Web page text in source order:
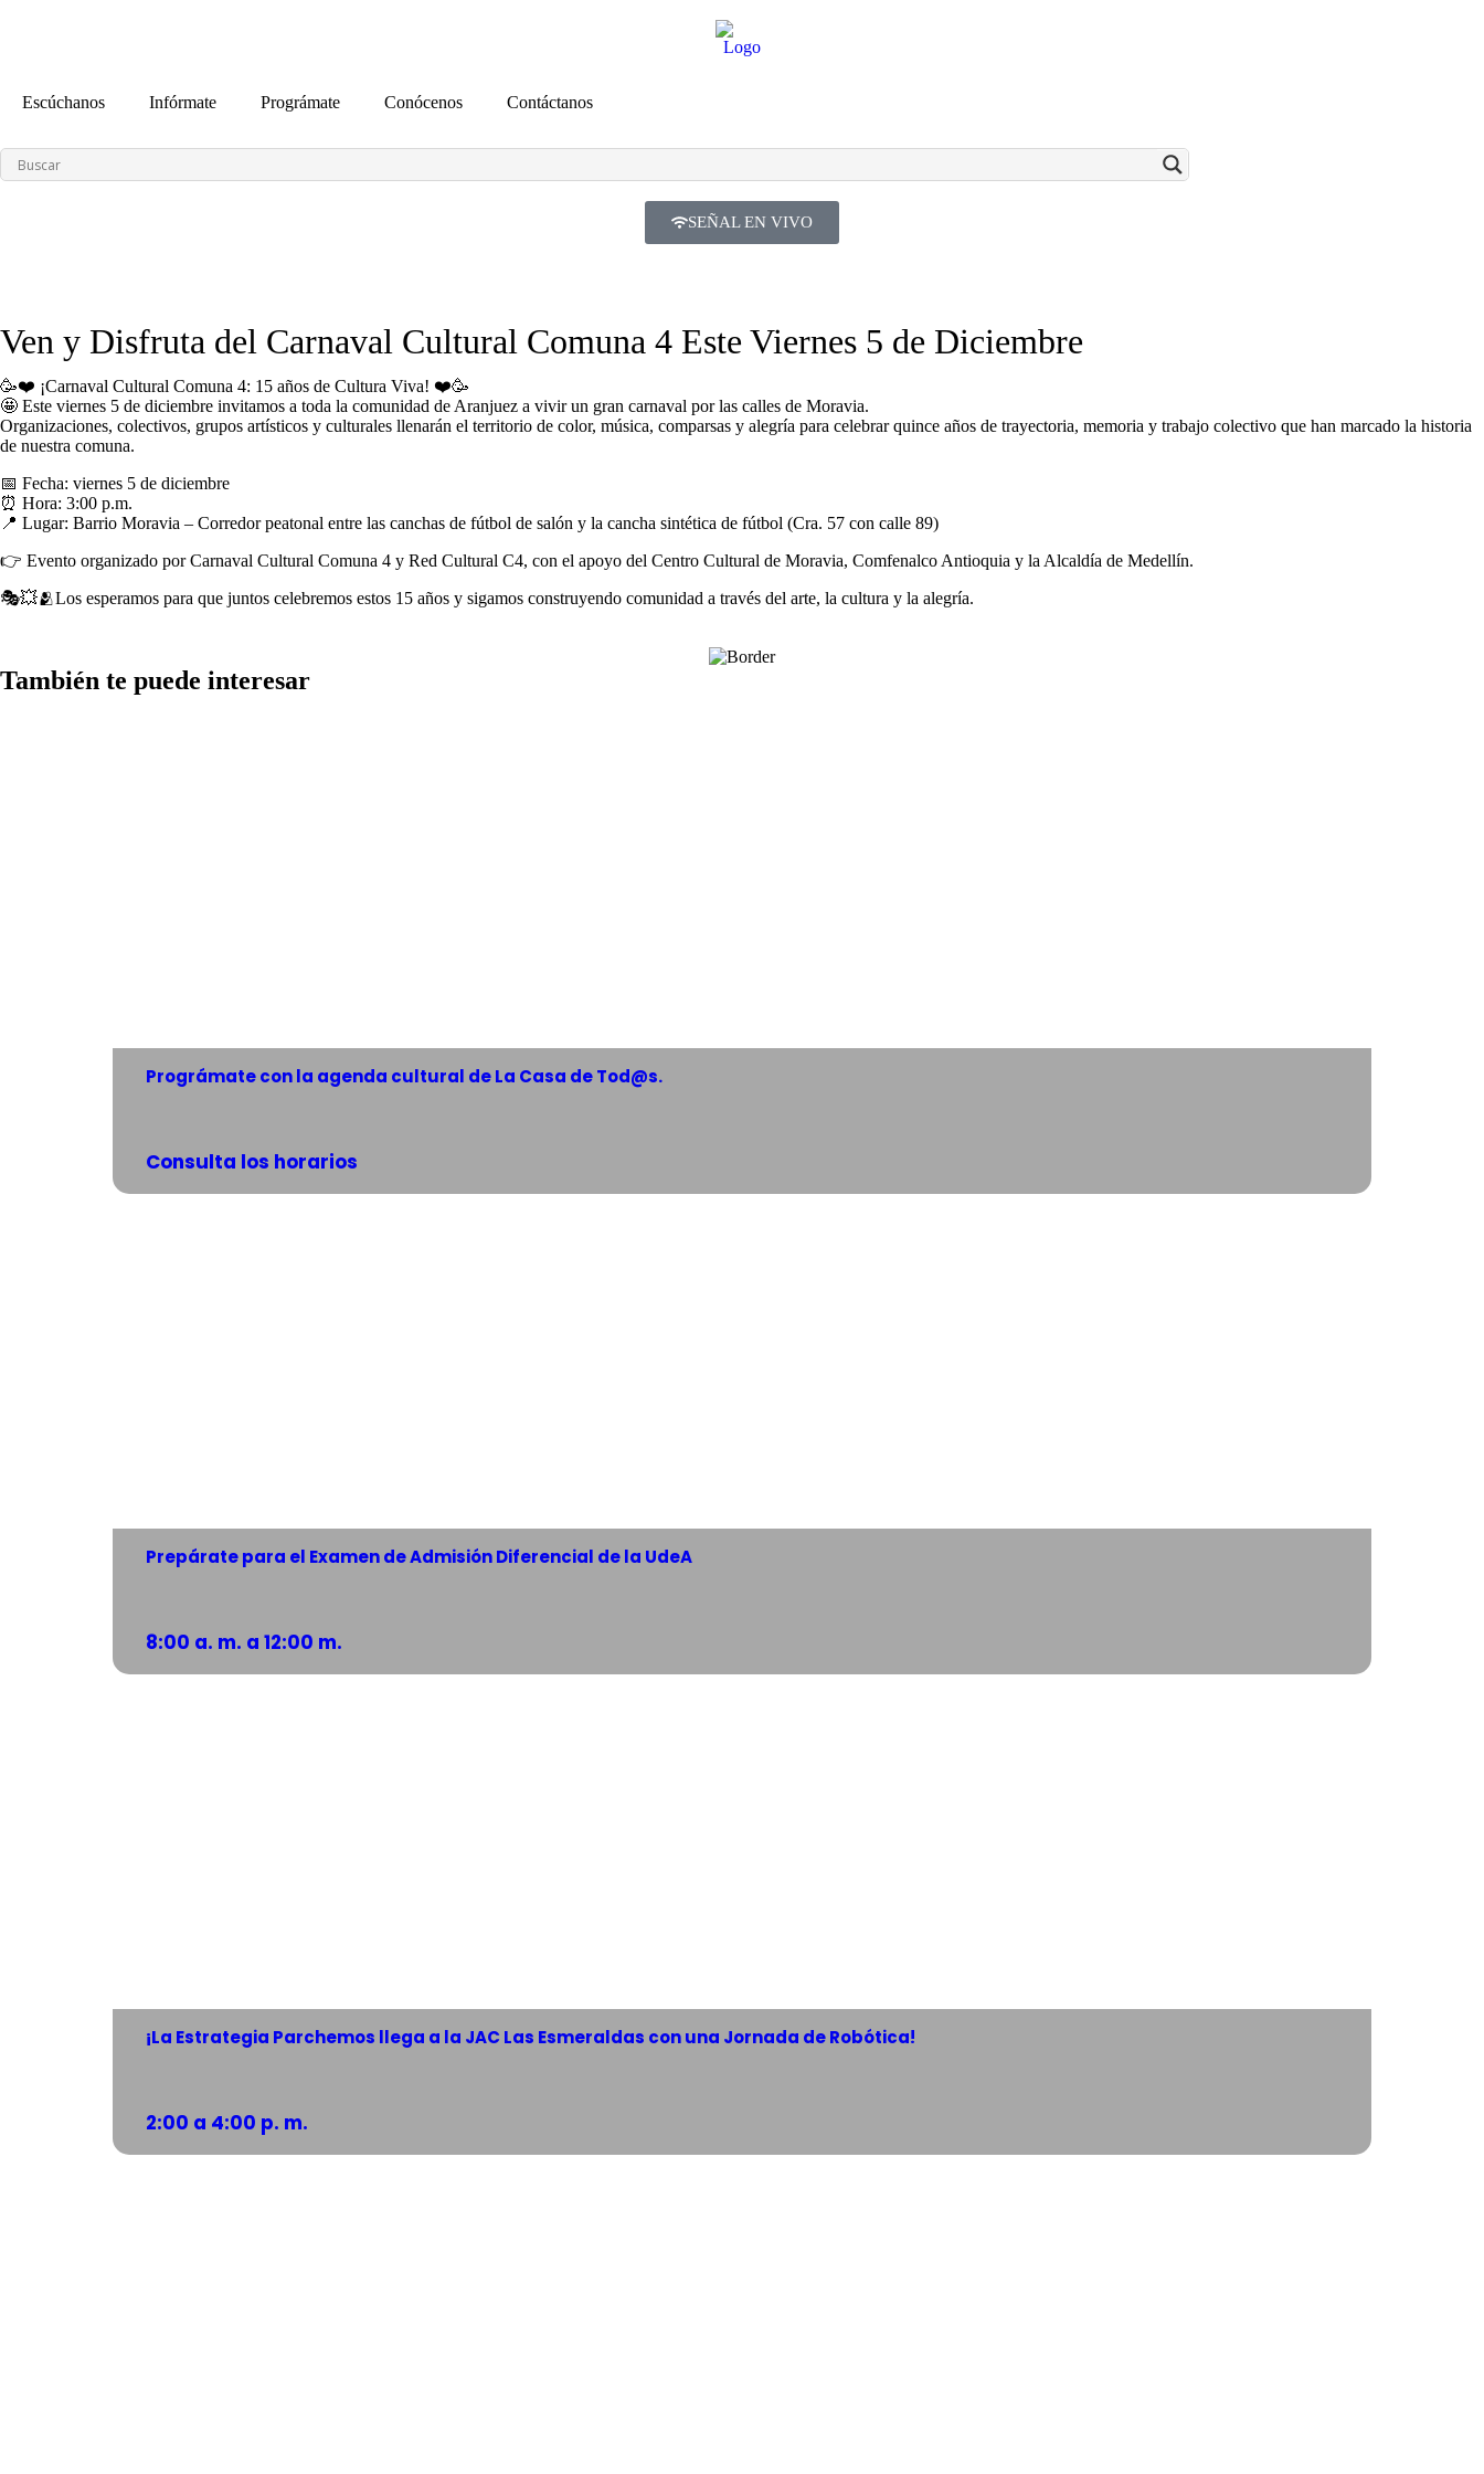
Escúchanos Infórmate Prográmate Conócenos Contáctanos
SEÑAL EN VIVO
Ven y Disfruta del Carnaval Cultural Comuna 4 Este Viernes 5 de Diciembre
🥳❤️ ¡Carnaval Cultural Comuna 4: 15 años de Cultura Viva! ❤️🥳
🤩 Este viernes 5 de diciembre invitamos a toda la comunidad de Aranjuez a vivir un gran carnaval por las calles de Moravia.
Organizaciones, colectivos, grupos artísticos y culturales llenarán el territorio de color, música, comparsas y alegría para celebrar quince años de trayectoria, memoria y trabajo colectivo que han marcado la historia
de nuestra comuna.
📅 Fecha: viernes 5 de diciembre
⏰ Hora: 3:00 p.m.
📍 Lugar: Barrio Moravia – Corredor peatonal entre las canchas de fútbol de salón y la cancha sintética de fútbol (Cra. 57 con calle 89)
👉 Evento organizado por Carnaval Cultural Comuna 4 y Red Cultural C4, con el apoyo del Centro Cultural de Moravia, Comfenalco Antioquia y la Alcaldía de Medellín.
🎭💥🫂Los esperamos para que juntos celebremos estos 15 años y sigamos construyendo comunidad a través del arte, la cultura y la alegría.
También te puede interesar
Prográmate con la agenda cultural de La Casa de Tod@s.
Consulta los horarios
Prepárate para el Examen de Admisión Diferencial de la UdeA
8:00 a. m. a 12:00 m.
¡La Estrategia Parchemos llega a la JAC Las Esmeraldas con una Jornada de Robótica!
2:00 a 4:00 p. m.